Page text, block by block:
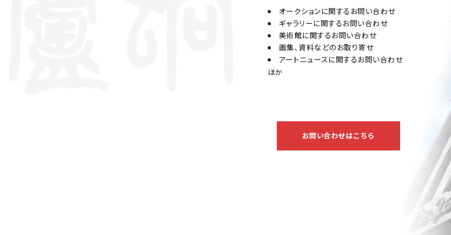
オークションに関するお問い合わせ
ギャラリーに関するお問い合わせ
美術館に関するお問い合わせ
画集、資料などのお取り寄せ
アートニュースに関するお問い合わせ
ほか
お問い合わせはこちら